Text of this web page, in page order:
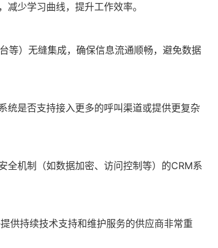
少学习曲线，提升工作效率。
等）无缝集成，确保信息流通顺畅，避免数据
统是否支持接入更多的呼叫渠道或提供更复杂
全机制（如数据加密、访问控制等）的CRM系
供持续技术支持和维护服务的供应商非常重